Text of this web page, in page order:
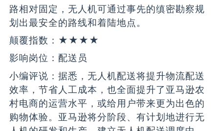
路相对固定，无人机可通过事先的缜密勘察规
划出最安全的路线和着陆地点。
颠覆指数：★★★★
影响岗位：配送员
小编评说：据悉，无人机配送将提升物流配送
效率，节省人工成本，也全面提升了亚马逊农
村电商的运营水平，或给用户带来更为出色的
购物体验。亚马逊将分阶段、有计划地进行无